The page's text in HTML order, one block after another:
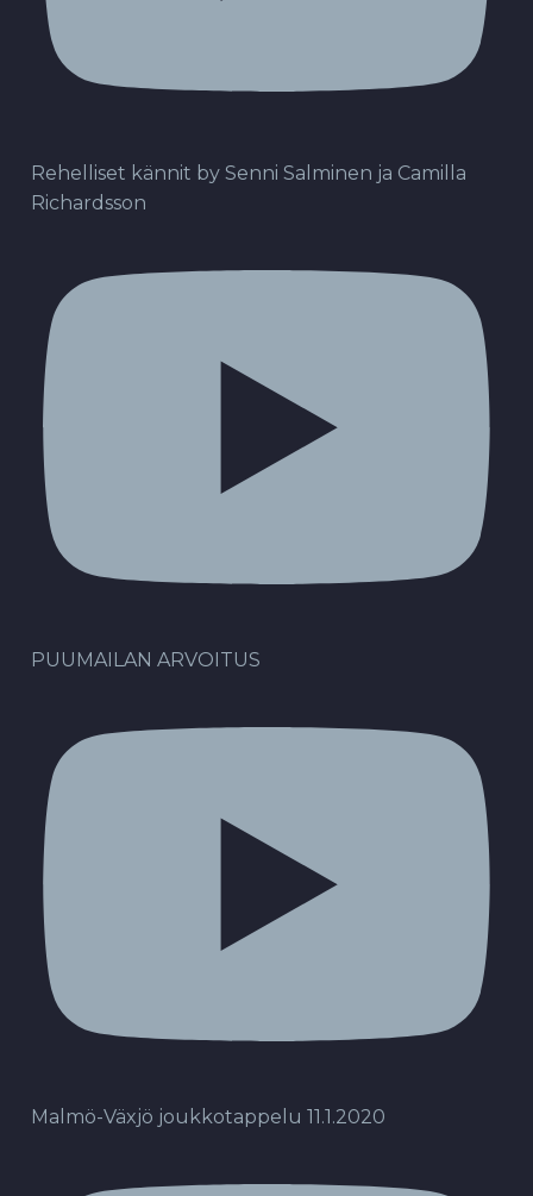
Rehelliset kännit by Senni Salminen ja Camilla
Richardsson
PUUMAILAN ARVOITUS
Malmö-Växjö joukkotappelu 11.1.2020